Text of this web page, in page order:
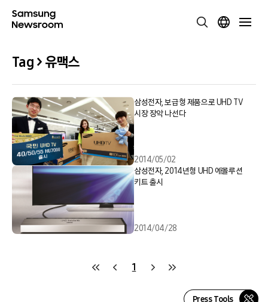
Tag > 유맥스
삼성전자, 보급형 제품으로 UHD TV
시장 장악 나선다
2014/05/02
삼성전자, 2014년형 UHD 에볼루션
키트 출시
2014/04/28
1
Press Tools